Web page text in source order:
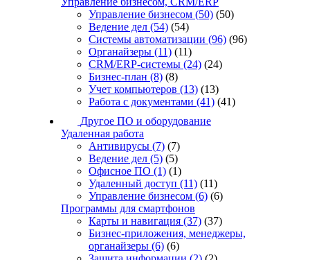
Управление бизнесом (50) (50)
Ведение дел (54) (54)
Системы автоматизации (96) (96)
Органайзеры (11) (11)
CRM/ERP-системы (24) (24)
Бизнес-план (8) (8)
Учет компьютеров (13) (13)
Работа с документами (41) (41)
Другое ПО и оборудование
Удаленная работа
Антивирусы (7) (7)
Ведение дел (5) (5)
Офисное ПО (1) (1)
Удаленный доступ (11) (11)
Управление бизнесом (6) (6)
Программы для смартфонов
Карты и навигация (37) (37)
Бизнес-приложения, менеджеры,
органайзеры (6) (6)